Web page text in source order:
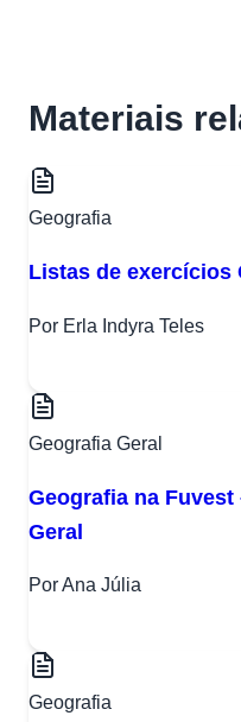
Materiais
Geografia
Listas de exercícios
Por Erla Indyra Teles
Geografia Geral
Geografia na Fuvest – 183
Geral
Por Ana Júlia
Geografia